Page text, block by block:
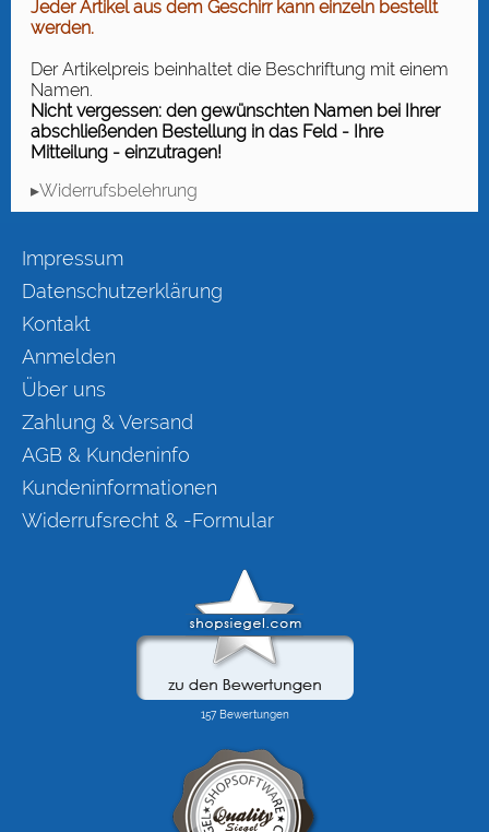
Jeder Artikel aus dem Geschirr kann einzeln bestellt
werden.
Der Artikelpreis beinhaltet die Beschriftung mit einem
Namen.
Nicht vergessen: den gewünschten Namen bei Ihrer
abschließenden Bestellung in das Feld - Ihre
Mitteilung - einzutragen!
▸Widerrufsbelehrung
Impressum
Datenschutzerklärung
Kontakt
Anmelden
Über uns
Zahlung & Versand
AGB & Kundeninfo
Kundeninformationen
Widerrufsrecht & -Formular